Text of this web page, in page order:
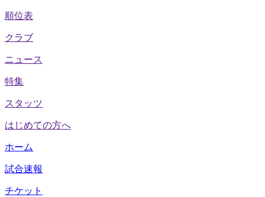
順位表
クラブ
ニュース
特集
スタッツ
はじめての方へ
ホーム
試合速報
チケット